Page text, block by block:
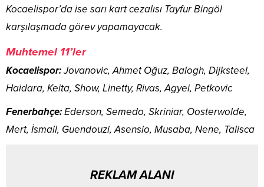
Kocaelispor’da ise sarı kart cezalısı Tayfur Bingöl
karşılaşmada görev yapamayacak.
Muhtemel 11’ler
Kocaelispor:Jovanovic, Ahmet Oğuz, Balogh, Dijksteel,
Haidara, Keita, Show, Linetty, Rivas, Agyei, Petkovic
Fenerbahçe:Ederson, Semedo, Skriniar, Oosterwolde,
Mert, İsmail, Guendouzi, Asensio, Musaba, Nene, Talisca
REKLAM ALANI